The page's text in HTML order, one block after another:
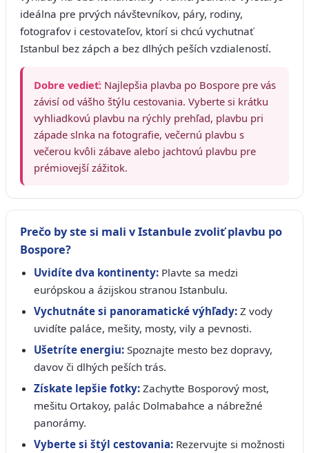
ideálna pre prvých návštevníkov, páry, rodiny,
fotografov i cestovateľov, ktorí si chcú vychutnať
Istanbul bez zápch a bez dlhých peších vzdialeností.
Dobre vedieť: Najlepšia plavba po Bospore pre vás
závisí od vášho štýlu cestovania. Vyberte si krátku
vyhliadkovú plavbu na rýchly prehľad, plavbu pri
západe slnka na fotografie, večernú plavbu s
večerou kvôli zábave alebo jachtovú plavbu pre
prémiovejší zážitok.
Prečo by ste si mali v Istanbule zvoliť plavbu po
Bospore?
Uvidíte dva kontinenty: Plavte sa medzi
európskou a ázijskou stranou Istanbulu.
Vychutnáte si panoramatické výhľady: Z vody
uvidíte paláce, mešity, mosty, vily a pevnosti.
Ušetríte energiu: Spoznajte mesto bez dopravy,
davov či dlhých peších trás.
Získate lepšie fotky: Zachyťte Bosporový most,
mešitu Ortakoy, palác Dolmabahce a nábrežné
panorámy.
Vyberte si štýl cestovania: Rezervujte si možnosti